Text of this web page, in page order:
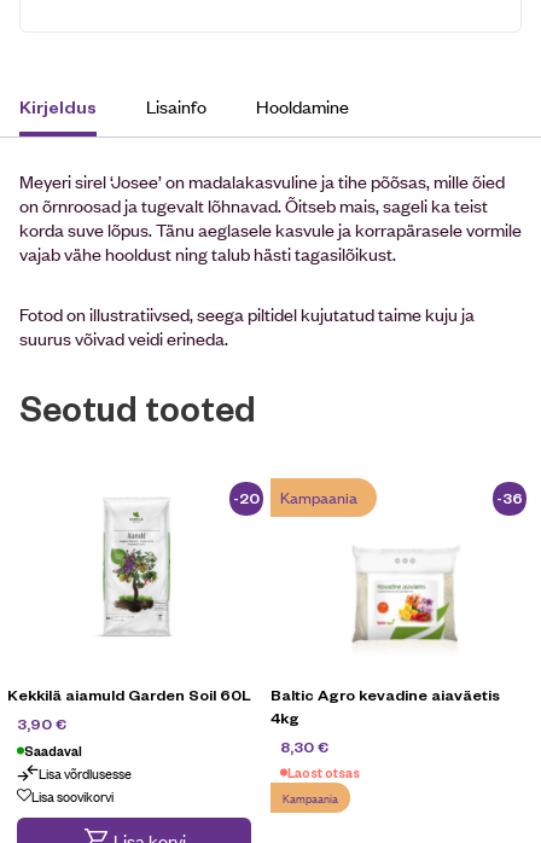
Kirjeldus Lisainfo Hooldamine
Meyeri sirel ‘Josee’ on madalakasvuline ja tihe põõsas, mille õied
on õrnroosad ja tugevalt lõhnavad. Õitseb mais, sageli ka teist
korda suve lõpus. Tänu aeglasele kasvule ja korrapärasele vormile
vajab vähe hooldust ning talub hästi tagasilõikust.
Fotod on illustratiivsed, seega piltidel kujutatud taime kuju ja
suurus võivad veidi erineda.
Seotud tooted
-20
%
Kekkilä aiamuld Garden Soil 60L
3,90€
Saadaval
Lisa võrdlusesse
Lisa soovikorvi
Kampaania
-36
%
Baltic Agro kevadine aiaväetis
4kg
8,30€
Laost otsas
Kampaania